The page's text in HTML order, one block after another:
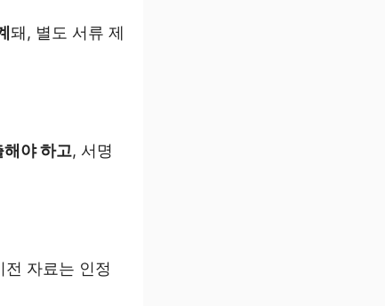
돼, 별도 서류 제
해야 하고, 서명
전 자료는 인정